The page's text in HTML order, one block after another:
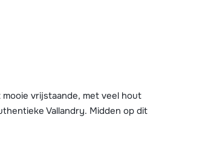
vrijstaande, met veel hout
Vallandry. Midden op dit